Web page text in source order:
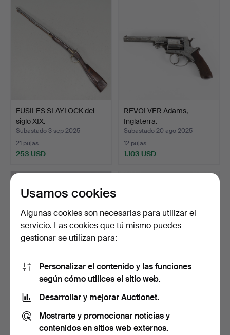
FUSILES SLAYLOCK del
siglo XIX.
Subastado 3 sep 2025
21 pujas
253 USD
REVOLVER Adams,
Inglaterra.
Subastado 20 ago 2025
12 pujas
1.103 USD
AIR PISTOL Excellent,
Suecia.
Subastado 22 jun 2025
5 pujas
127 USD
PISTOLA SLAGLOCK de
mediados del siglo XIX.
21 pujas
279 USD
Usamos cookies
Algunas cookies son necesarias para utilizar el
servicio. Las cookies que tú mismo puedes
gestionar se utilizan para:
Personalizar el contenido y las funciones
según cómo utilices el sitio web.
Desarrollar y mejorar Auctionet.
Mostrarte y promocionar noticias y
contenidos en sitios web externos.